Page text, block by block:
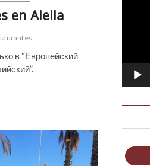
en Alella
в “Европейский